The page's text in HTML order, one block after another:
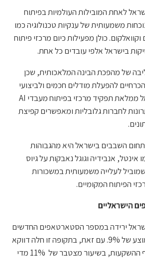
לאחת המובילות העולמיות בפיתוח
משמעותית של ענקיות טכנולוגיה כמו
כולן מפעילות כיום מרכזי פיתוח
בישראל אלפי עובדים כל אחת.
של מהפכת הבינה המלאכותית, שכן
להפעלת מודלים חכמים ולביצועי
מחשוב עוצמתיים. ישראל ממלאת תפקיד מרכזי בפיתוח מעבדי AI
לחברות גלובליות ומאפשרים קפיצת
השבבים בישראל היא מהגבוהות
אנבידיה וגוגל נאבקות על גיוס
לעלייה משמעותית במשכורות
הפיתוח המקומיים.
הישראליים
ירידה במספר הסטארטאפים החדשים
שנוסדו, בקצב שנתי ממוצע של 9%. עם זאת, בתקופה זו חלה דווקא
עלייה משמעותית בהיקף ההשקעות, בשיעור מצטבר של 11% מדי